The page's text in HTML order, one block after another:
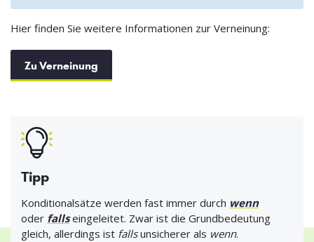
Hier finden Sie weitere Informationen zur Verneinung:
Zu Verneinung
Tipp
Konditionalsätze werden fast immer durch wenn
oder fallseingeleitet. Zwar ist die Grundbedeutung
gleich, allerdings ist fallsunsicherer als wenn.